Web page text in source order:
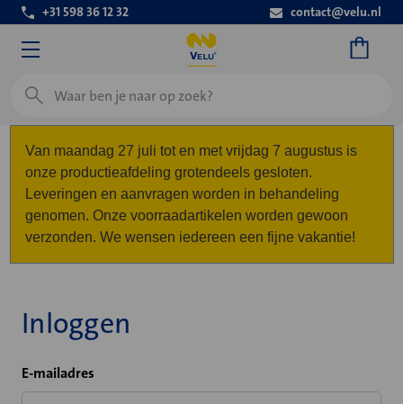
+31 598 36 12 32 contact@velu.nl
Zoeken
Van maandag 27 juli tot en met vrijdag 7 augustus is
onze productieafdeling grotendeels gesloten.
Leveringen en aanvragen worden in behandeling
genomen. Onze voorraadartikelen worden gewoon
verzonden. We wensen iedereen een fijne vakantie!
Inloggen
E-mailadres